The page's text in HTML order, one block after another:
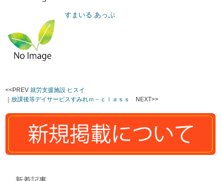
すまいる あっぷ
<<PREV就労支援施設 ヒスイ
｜放課後等デイサービスすみれｍ－ｃｌａｓｓ NEXT>>